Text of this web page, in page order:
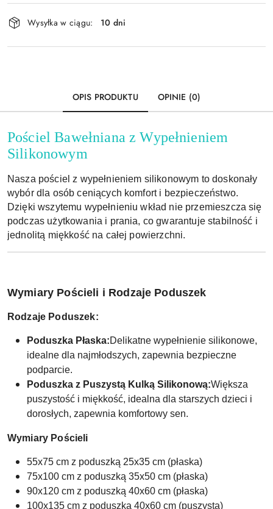
Dostępność
i
dostawa
Wysyłka w ciągu: 10 dni
OPIS PRODUKTU OPINIE (0)
Pościel Bawełniana z Wypełnieniem
Silikonowym
Nasza pościel z wypełnieniem silikonowym to doskonały
wybór dla osób ceniących komfort i bezpieczeństwo.
Dzięki wszytemu wypełnieniu wkład nie przemieszcza się
podczas użytkowania i prania, co gwarantuje stabilność i
jednolitą miękkość na całej powierzchni.
Wymiary Pościeli i Rodzaje Poduszek
Rodzaje Poduszek:
Poduszka Płaska:Delikatne wypełnienie silikonowe,
idealne dla najmłodszych, zapewnia bezpieczne
podparcie.
Poduszka z Puszystą Kulką Silikonową:Większa
puszystość i miękkość, idealna dla starszych dzieci i
dorosłych, zapewnia komfortowy sen.
Wymiary Pościeli
55x75 cm z poduszką 25x35 cm (płaska)
75x100 cm z poduszką 35x50 cm (płaska)
90x120 cm z poduszką 40x60 cm (płaska)
100x135 cm z poduszką 40x60 cm (puszysta)